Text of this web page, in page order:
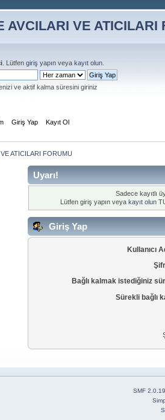
. Lütfen giriş yapın veya kayıt olun
ve aktif kalma süresini giriniz
Giriş Yap Kayıt Ol
ATICILARI FORUMU
Uyarı!
Sadece kayıtlı
Lütfen giriş yapın veya kayıt olun
Giriş Yap
Kullanıcı
Bağlı kalmak istediğiniz
Sürekli bağlı
SMF 2.0.19